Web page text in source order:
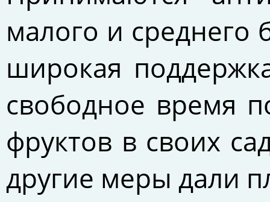
малого и среднего
широкая
свободное время
фруктов в своих
другие меры дали